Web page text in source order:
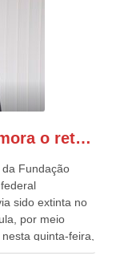
o ex
do Banco do
e
Cabral, da
os ministros da
Desenvolvimento
o
GONZAGA PATRIOTA comemora o retorno da FUNASA
Fundação
sido extinta no
por meio
quinta-feira,
disse hoje em